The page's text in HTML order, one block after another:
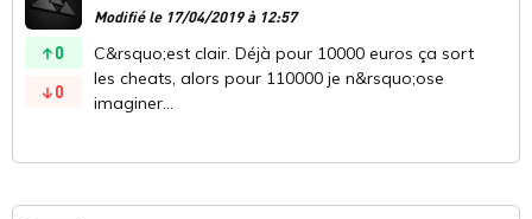
0
0
Modifié le 17/04/2019 à 12:57
C&rsquo;est clair. Déjà pour 10000 euros ça sort
les cheats, alors pour 110000 je n&rsquo;ose
imaginer...